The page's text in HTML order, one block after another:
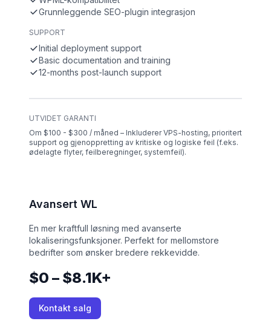
Grunnleggende SEO-plugin integrasjon
SUPPORT
Initial deployment support
Basic documentation and training
12-months post-launch support
UTVIDET GARANTI
Om $100 - $300 / måned – Inkluderer VPS-hosting, prioritert
support og gjenoppretting av kritiske og logiske feil (f.eks.
ødelagte flyter, feilberegninger, systemfeil).
Avansert WL
En mer kraftfull løsning med avanserte
lokaliseringsfunksjoner. Perfekt for mellomstore
bedrifter som ønsker bredere rekkevidde.
$0 – $8.1K+
Kontakt salg